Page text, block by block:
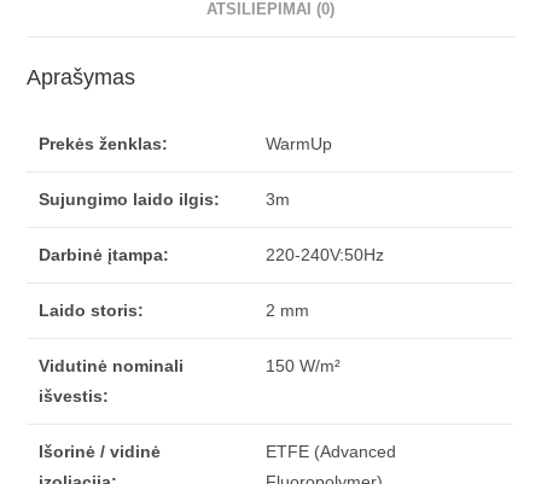
ATSILIEPIMAI (0)
Aprašymas
Prekės ženklas: WarmUp
Sujungimo laido ilgis: 3m
Darbinė įtampa: 220-240V:50Hz
Laido storis: 2 mm
Vidutinė nominali
išvestis:
150 W/m²
Išorinė / vidinė
ETFE (Advanced